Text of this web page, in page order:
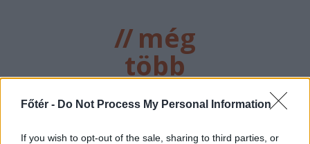
Főtér - Do Not Process My Personal Information
If you wish to opt-out of the sale, sharing to third parties, or
//még
több
főtér.ro